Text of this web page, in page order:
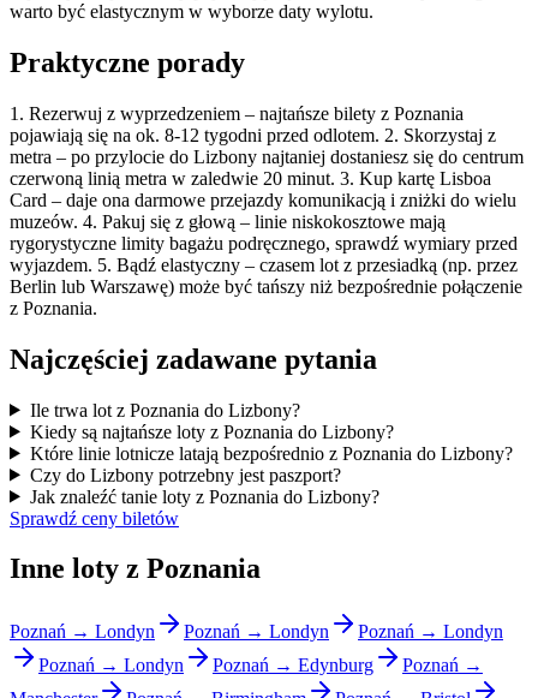
warto być elastycznym w wyborze daty wylotu.
Praktyczne porady
1. Rezerwuj z wyprzedzeniem – najtańsze bilety z Poznania
pojawiają się na ok. 8-12 tygodni przed odlotem. 2. Skorzystaj z
metra – po przylocie do Lizbony najtaniej dostaniesz się do centrum
czerwoną linią metra w zaledwie 20 minut. 3. Kup kartę Lisboa
Card – daje ona darmowe przejazdy komunikacją i zniżki do wielu
muzeów. 4. Pakuj się z głową – linie niskokosztowe mają
rygorystyczne limity bagażu podręcznego, sprawdź wymiary przed
wyjazdem. 5. Bądź elastyczny – czasem lot z przesiadką (np. przez
Berlin lub Warszawę) może być tańszy niż bezpośrednie połączenie
z Poznania.
Najczęściej zadawane pytania
Ile trwa lot z Poznania do Lizbony?
Kiedy są najtańsze loty z Poznania do Lizbony?
Które linie lotnicze latają bezpośrednio z Poznania do Lizbony?
Czy do Lizbony potrzebny jest paszport?
Jak znaleźć tanie loty z Poznania do Lizbony?
Sprawdź ceny biletów
Inne loty z Poznania
Poznań → Londyn Poznań → Londyn
Poznań → Londyn
Poznań → Londyn
Poznań → Edynburg
Poznań →